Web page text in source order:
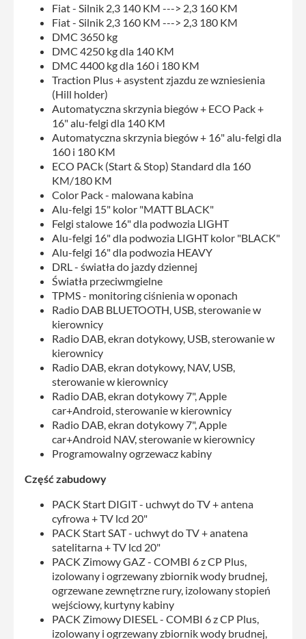
Fiat - Silnik 2,3 140 KM ---> 2,3 160 KM
Fiat - Silnik 2,3 160 KM ---> 2,3 180 KM
DMC 3650 kg
DMC 4250 kg dla 140 KM
DMC 4400 kg dla 160 i 180 KM
Traction Plus + asystent zjazdu ze wzniesienia
(Hill holder)
Automatyczna skrzynia biegów + ECO Pack +
16" alu-felgi dla 140 KM
Automatyczna skrzynia biegów + 16" alu-felgi dla
160 i 180 KM
ECO PACk (Start & Stop) Standard dla 160
KM/180 KM
Color Pack - malowana kabina
Alu-felgi 15" kolor "MATT BLACK"
Felgi stalowe 16" dla podwozia LIGHT
Alu-felgi 16" dla podwozia LIGHT kolor "BLACK"
Alu-felgi 16" dla podwozia HEAVY
DRL - światła do jazdy dziennej
Światła przeciwmgielne
TPMS - monitoring ciśnienia w oponach
Radio DAB BLUETOOTH, USB, sterowanie w
kierownicy
Radio DAB, ekran dotykowy, USB, sterowanie w
kierownicy
Radio DAB, ekran dotykowy, NAV, USB,
sterowanie w kierownicy
Radio DAB, ekran dotykowy 7", Apple
car+Android, sterowanie w kierownicy
Radio DAB, ekran dotykowy 7", Apple
car+Android NAV, sterowanie w kierownicy
Programowalny ogrzewacz kabiny
Część zabudowy
PACK Start DIGIT - uchwyt do TV + antena
cyfrowa + TV lcd 20"
PACK Start SAT - uchwyt do TV + anatena
satelitarna + TV lcd 20"
PACK Zimowy GAZ - COMBI 6 z CP Plus,
izolowany i ogrzewany zbiornik wody brudnej,
ogrzewane zewnętrzne rury, izolowany stopień
wejściowy, kurtyny kabiny
PACK Zimowy DIESEL - COMBI 6 z CP Plus,
izolowany i ogrzewany zbiornik wody brudnej,